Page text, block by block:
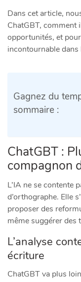
Dans cet article,
ChatGBT, comment
opportunités, et
incontournable
Gagnez du
sommaire :
ChatGBT :
compagnon
L’IA ne se contente
d’orthographe. Elle
proposer des
même suggérer des
L’analyse
écriture
ChatGBT va plus